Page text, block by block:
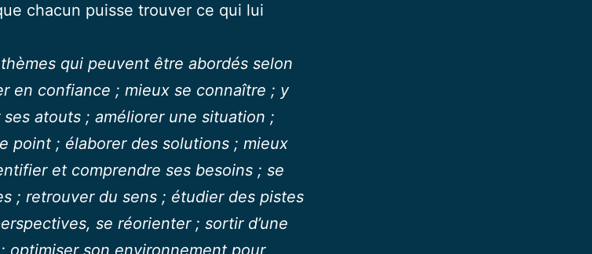
chacun puisse trouver ce qui lui
qui peuvent être abordés selon
en confiance ; mieux se connaître ; y
atouts ; améliorer une situation ;
point ; élaborer des solutions ; mieux
et comprendre ses besoins ; se
; retrouver du sens ; étudier des pistes
se réorienter ; sortir d’une